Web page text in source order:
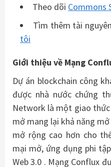
Theo dõi Commons
Tìm thêm tài
tôi
Giới thiệu về Mạng
Dự án blockchain công
được nhà nước chứng
Network là một giao
mở mang lại khả năng
mở rộng cao hơn cho
mại mở, ứng dụng phi
Web 3.0 . Mạng Conflux